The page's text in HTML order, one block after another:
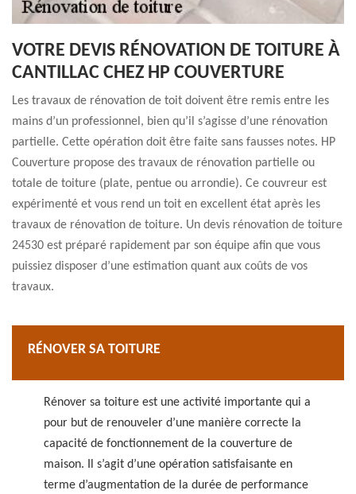
VOTRE DEVIS RÉNOVATION DE TOITURE À
CANTILLAC CHEZ HP COUVERTURE
Les travaux de rénovation de toit doivent être remis entre les
mains d’un professionnel, bien qu’il s’agisse d’une rénovation
partielle. Cette opération doit être faite sans fausses notes. HP
Couverture propose des travaux de rénovation partielle ou
totale de toiture (plate, pentue ou arrondie). Ce couvreur est
expérimenté et vous rend un toit en excellent état après les
travaux de rénovation de toiture. Un devis rénovation de toiture
24530 est préparé rapidement par son équipe afin que vous
puissiez disposer d’une estimation quant aux coûts de vos
travaux.
RÉNOVER SA TOITURE
Rénover sa toiture est une activité importante qui a
pour but de renouveler d’une manière correcte la
capacité de fonctionnement de la couverture de
maison. Il s’agit d’une opération satisfaisante en
terme d’augmentation de la durée de performance